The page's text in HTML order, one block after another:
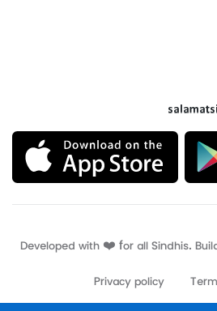
Developed with ❤️ for all Sindhis.